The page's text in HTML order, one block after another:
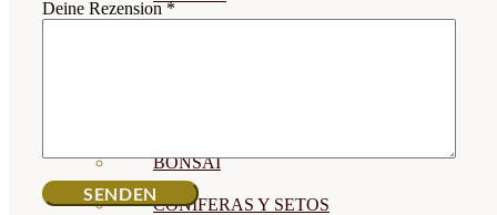
BONSAI
CONÍFERAS Y SETOS
Deine Rezension*